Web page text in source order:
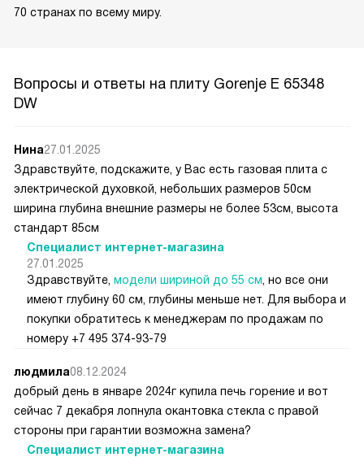
70 странах по всему миру.
Вопросы и ответы на плиту Gorenje E 65348
DW
Нина27.01.2025
Здравствуйте, подскажите, у Вас есть газовая плита с
электрической духовкой, небольших размеров 50см
ширина глубина внешние размеры не более 53см, высота
стандарт 85см
Специалист интернет-магазина
27.01.2025
Здравствуйте, модели шириной до 55 см , но все они
имеют глубину 60 см, глубины меньше нет. Для выбора и
покупки обратитесь к менеджерам по продажам по
номеру +7 495 374-93-79
людмила08.12.2024
добрый день в январе 2024г купила печь горение и вот
сейчас 7 декабря лопнула окантовка стекла с правой
стороны при гарантии возможна замена?
Специалист интернет-магазина